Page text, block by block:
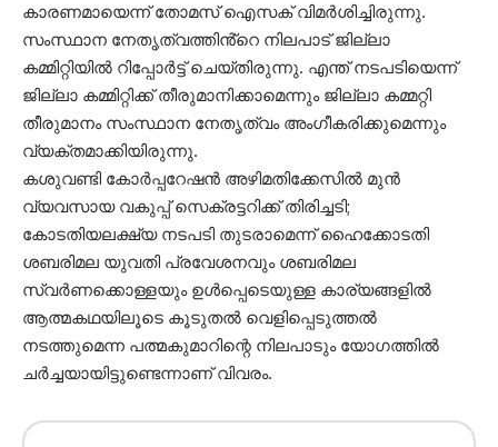
കാരണമായെന്ന് തോമസ് ഐസക് വിമർശിച്ചിരുന്നു.
സംസ്ഥാന നേതൃത്വത്തിൻ്റെ നിലപാട് ജില്ലാ
കമ്മിറ്റിയിൽ റിപ്പോർട്ട് ചെയ്തിരുന്നു. എന്ത് നടപടിയെന്ന്
ജില്ലാ കമ്മിറ്റിക്ക് തീരുമാനിക്കാമെന്നും ജില്ലാ കമ്മറ്റി
തീരുമാനം സംസ്ഥാന നേതൃത്വം അംഗീകരിക്കുമെന്നും
വ്യക്തമാക്കിയിരുന്നു.
കശുവണ്ടി കോര്‍പ്പറേഷന്‍ അഴിമതിക്കേസിൽ മുൻ
വ്യവസായ വകുപ്പ് സെക്രട്ടറിക്ക് തിരിച്ചടി;
കോടതിയലക്ഷ്യ നടപടി തുടരാമെന്ന് ഹൈക്കോടതി
ശബരിമല യുവതി പ്രവേശനവും ശബരിമല
സ്വർണക്കൊള്ളയും ഉൾപ്പെടെയുള്ള കാര്യങ്ങളിൽ
ആത്മകഥയിലൂടെ കൂടുതൽ വെളിപ്പെടുത്തൽ
നടത്തുമെന്ന പത്മകുമാറിന്റെ നിലപാടും യോഗത്തിൽ
ചർച്ചയായിട്ടുണ്ടെന്നാണ് വിവരം.